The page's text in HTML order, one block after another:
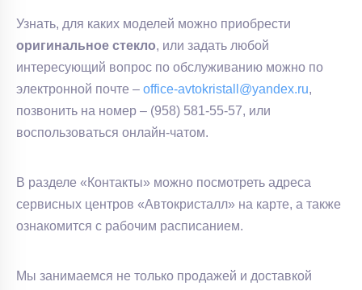
Узнать, для каких моделей можно приобрести
оригинальное стекло, или задать любой
интересующий вопрос по обслуживанию можно по
электронной почте – office-avtokristall@yandex.ru,
позвонить на номер – (958) 581-55-57, или
воспользоваться онлайн-чатом.
В разделе «Контакты» можно посмотреть адреса
сервисных центров «Автокристалл» на карте, а также
ознакомится с рабочим расписанием.
Мы занимаемся не только продажей и доставкой